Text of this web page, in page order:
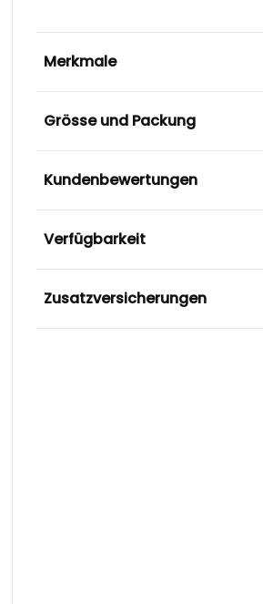
Merkmale
Grösse und Packung
Kundenbewertungen
Verfügbarkeit
Zusatzversicherungen